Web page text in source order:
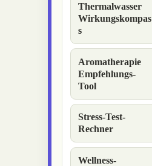
Thermalwasser
Wirkungskompas
s
Aromatherapie
Empfehlungs-
Tool
Stress-Test-
Rechner
Wellness-